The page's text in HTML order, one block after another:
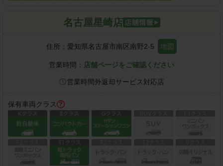
名古屋星崎店
住所： 愛知県名古屋市南区南野2-5 地図
営業時間： 店舗ページをご確認ください
営業時間外返却サービス対応店
保有車両クラス